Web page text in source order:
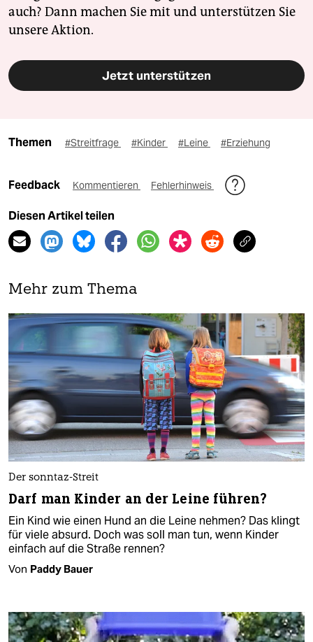
auch? Dann machen Sie mit und unterstützen Sie
unsere Aktion.
Jetzt unterstützen
Themen #Streitfrage #Kinder #Leine #Erziehung
Feedback Kommentieren Fehlerhinweis
Diesen Artikel teilen
Mehr zum Thema
Der sonntaz-Streit
Darf man Kinder an der Leine führen?
Ein Kind wie einen Hund an die Leine nehmen? Das klingt
für viele absurd. Doch was soll man tun, wenn Kinder
einfach auf die Straße rennen?
Von Paddy Bauer